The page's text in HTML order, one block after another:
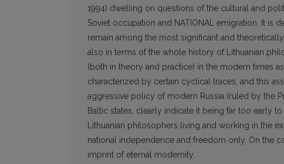
1994) dwelling on questions of the cultural and
Soviet occupation and NATIONAL emigration. It is
remain among the most significant and
also in terms of the whole history of Lithuanian
(both in theory and practice) in the modern times
characterized by certain cyclical traces, and this
aggressive policy of modern Russia (ruled by the
Baltic states, clearly indicate it being far too early
Lithuanian philosophers living and working in the
national independence and freedom only. On the
imprint of eternal modernity.